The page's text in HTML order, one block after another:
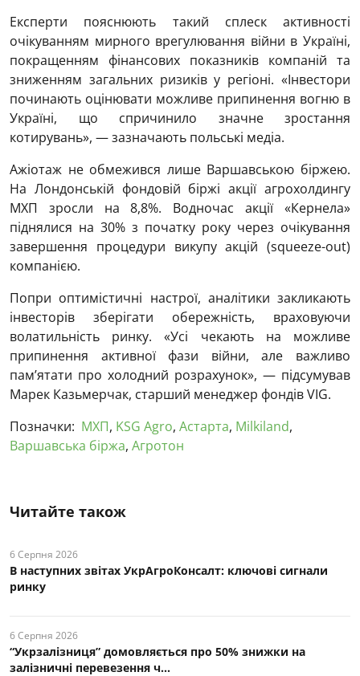
Експерти пояснюють такий сплеск активності
очікуванням мирного врегулювання війни в Україні,
покращенням фінансових показників компаній та
зниженням загальних ризиків у регіоні. «Інвестори
починають оцінювати можливе припинення вогню в
Україні, що спричинило значне зростання
котирувань», — зазначають польські медіа.
Ажіотаж не обмежився лише Варшавською біржею.
На Лондонській фондовій біржі акції агрохолдингу
МХП зросли на 8,8%. Водночас акції «Кернела»
піднялися на 30% з початку року через очікування
завершення процедури викупу акцій (squeeze-out)
компанією.
Попри оптимістичні настрої, аналітики закликають
інвесторів зберігати обережність, враховуючи
волатильність ринку. «Усі чекають на можливе
припинення активної фази війни, але важливо
пам’ятати про холодний розрахунок», — підсумував
Марек Казьмерчак, старший менеджер фондів VIG.
Позначки: МХП, KSG Agro, Астарта, Milkiland,
Варшавська біржа, Агротон
Читайте також
6 Серпня 2026
В наступних звітах УкрАгроКонсалт: ключові cигнали
ринку
6 Серпня 2026
“Укрзалізниця” домовляється про 50% знижки на
залізничні перевезення ч...